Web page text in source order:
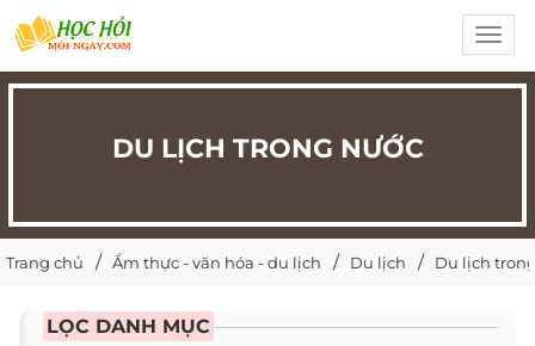
DU LỊCH TRONG NƯỚC
Trang chủ Ẩm thực - văn hóa - du lịch Du lịch Du lịch
LỌC DANH MỤC